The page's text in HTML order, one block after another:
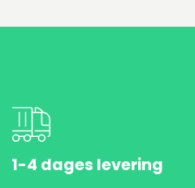
1-4 dages levering